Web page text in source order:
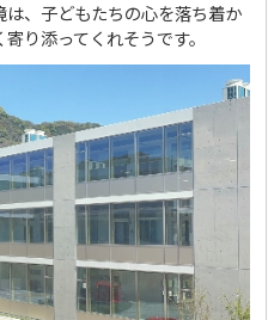
、子どもたちの心を落ち着か
り添ってくれそうです。